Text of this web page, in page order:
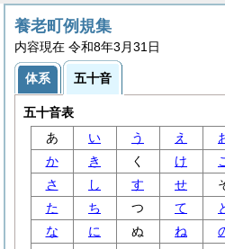
養老町例規集
内容現在 令和8年3月31日
体系 五十音
五十音表
あ
い う え
か
き く け
さ
し す せ
た
ち つ て
な
に ぬ ね